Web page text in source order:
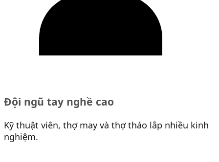
Đội ngũ tay nghề cao
Kỹ thuật viên, thợ may và thợ tháo lắp nhiều kinh
nghiệm.